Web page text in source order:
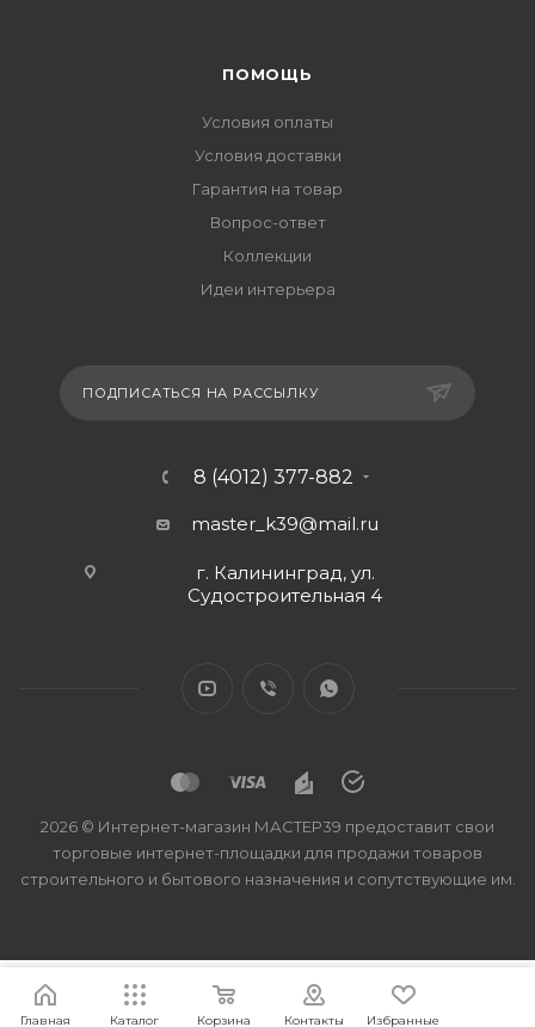
ПОМОЩЬ
Условия оплаты
Условия доставки
Гарантия на товар
Вопрос-ответ
Коллекции
Идеи интерьера
ПОДПИСАТЬСЯ НА РАССЫЛКУ
8 (4012) 377-882
master_k39@mail.ru
г. Калининград, ул.
Судостроительная 4
2026 © Интернет-магазин МАСТЕР39 предоставит свои
торговые интернет-площадки для продажи товаров
строительного и бытового назначения и сопутствующие им.
Главная Каталог Корзина Контакты Избранные